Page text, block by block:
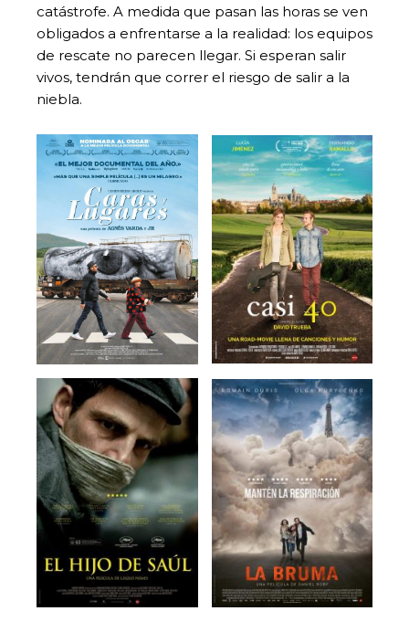
catástrofe. A medida que pasan las horas se ven
obligados a enfrentarse a la realidad: los equipos
de rescate no parecen llegar. Si esperan salir
vivos, tendrán que correr el riesgo de salir a la
niebla.